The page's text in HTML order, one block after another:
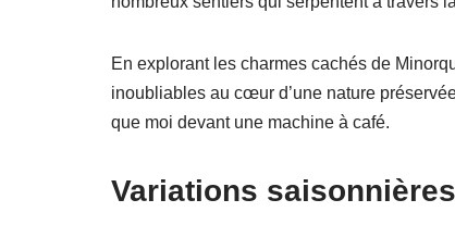
En explorant les charmes cachés de
inoubliables au cœur d’une nature
que moi devant une machine à café.
Variations saisonnières